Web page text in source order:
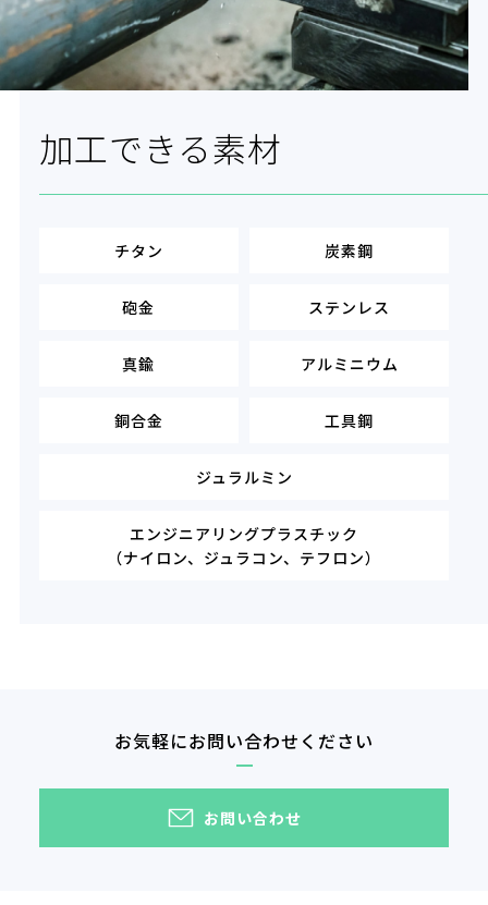
加工できる素材
チタン 炭素鋼
砲金 ステンレス
真鍮 アルミニウム
銅合金 工具鋼
ジュラルミン
エンジニアリングプラスチック
（ナイロン、ジュラコン、テフロン）
お気軽にお問い合わせください
お問い合わせ